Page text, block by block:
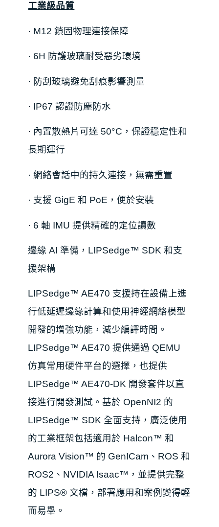
工業級品質
· M12 鎖 固物理連接保障
· 6H 防護玻璃耐受惡劣環境
· 防刮玻璃避免刮痕影響測量
· IP67 認證防塵防水
· 內置散熱片可達 50°C，保證穩定性和
長期運行
· 網絡會話中的持久連接，無需重置
· 支援 GigE 和 PoE，便於安裝
· 6 軸 IMU 提供精確的定位讀數
邊緣 AI 準備，LIPSedge™ SDK 和支
援架構
LIPSedge™ AE470 支援持在設備上進
行低延遲邊緣計算和使用神經網絡模型
開發的增強功能，減少編譯時間。
LIPSedge™ AE470 提供通過 QEMU
仿真常用硬件平台的選擇，也提供
LIPSedge™ AE470-DK 開發套件以直
接進行開發測試。基於 OpenNI2 的
LIPSedge™ SDK 全面支持，廣泛使用
的工業框架包括適用於 Halcon™ 和
Aurora Vision™ 的 GenICam、ROS 和
ROS2、NVIDIA Isaac™，並提供完整
的 LIPS® 文檔，部署應用和案例變得輕
而易舉。